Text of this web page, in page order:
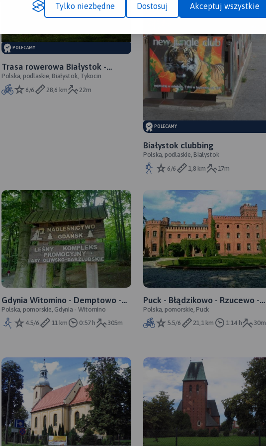
Tylko niezbędne Dostosuj Akceptuj wszystkie
POLECAMY
Trasa rowerowa Białystok -
Kiermusy
Polska, podlaskie, Białystok, Tykocin
6/6
28,6 km 22m
POLECAMY
Białystok clubbing
Polska, podlaskie, Białystok
6/6
1,8 km 17m
Gdynia Witomino - Demptowo -
Witomino
Polska, pomorskie, Gdynia - Witomino
4.5/6
11 km 0:57 h 305m
Puck - Błądzikowo - Rzucewo -
Osłonino - Żelistrzewo -
Błądzikowo - Puck
Polska, pomorskie, Puck
5.5/6
21,1 km 1:14 h 30m